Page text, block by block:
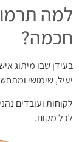
למה
חכמה?
בעידן שבו מיתוג
יעיל, שימושי
לקוחות ועובדים
לכל מקום.